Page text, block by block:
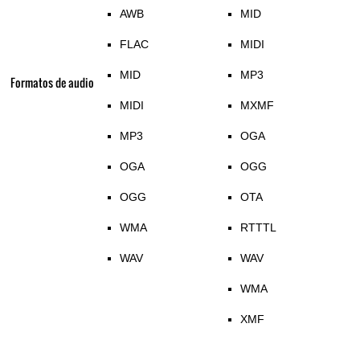
Formatos de audio
AWB
FLAC
MID
MIDI
MP3
OGA
OGG
WMA
WAV
MID
MIDI
MP3
MXMF
OGA
OGG
OTA
RTTTL
WAV
WMA
XMF